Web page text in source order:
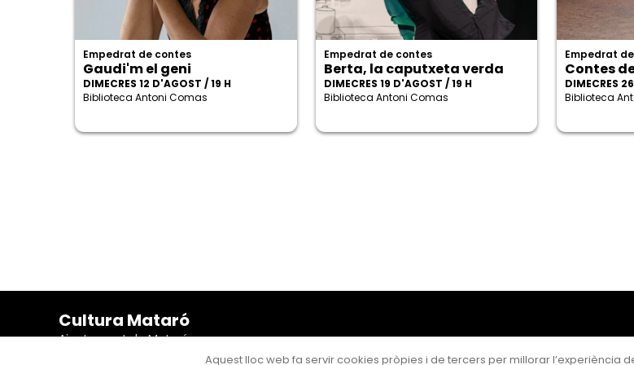
Empedrat de contes
Gaudi'm el geni
DIMECRES 12 D'AGOST / 19 H
Biblioteca Antoni Comas
Empedrat de contes
Berta, la caputxeta verda
DIMECRES 19 D'AGOST / 19 H
Biblioteca Antoni Comas
Empedrat
Contes
DIMECRES
Biblioteca
Cultura Mataró
Ajuntament de Mataró
C. de Sant Josep, 9 (Mataró, 08302)Aquest lloc web fa servir cookies pròpies i de tercers per millorar l’experiència